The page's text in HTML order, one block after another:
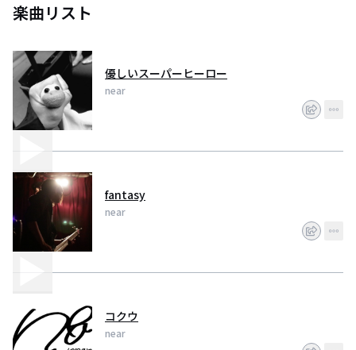
楽曲リスト
優しいスーパーヒーロー
near
fantasy
near
コクウ
near